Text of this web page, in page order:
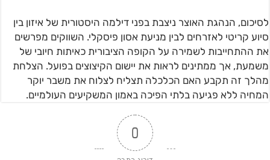
לסיכום, הנהגת האוצר ניצבת בפני דילמה היסטורית של איזון בין
סיוע קריטי לאזרחים לבין מניעת אסון פיסקלי. השווקים מפרשים
את ההתחייבות לשמירה על הקופה הציבורית כאיתות חיובי של
משמעת, אך ממתינים לראות את יישום הקיצוצים בפועל. הצלחת
מהלך זה תקבע האם הכלכלה תצליח לצלוח את משבר יוקר
המחיה ללא פגיעה בלתי הפיכה באמון המשקיעים העולמיים.
0